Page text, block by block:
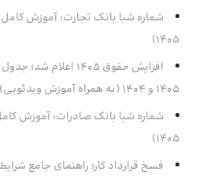
شماره شبا بانک تجارت: آموزش کامل
۱۴۰۵)
افزایش حقوق 1405
1405 و 1404 (به همراه آموزش ویدئویی)
شماره شبا بانک صادرات: آموزش
۱۴۰۵)
فسخ قرارداد کار؛ راهنمای جامع